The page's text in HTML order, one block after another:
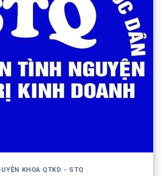
KHOA QTKD - STQ